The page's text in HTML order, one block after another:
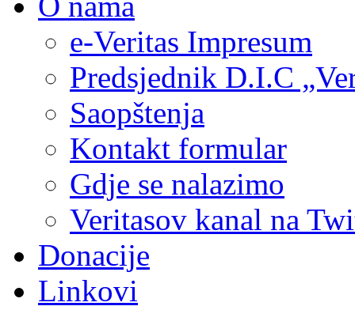
e-Veritas Impresum
Predsjednik D.I.C
Saopštenja
Kontakt formular
Gdje se nalazimo
Veritasov kanal na
Donacije
Linkovi